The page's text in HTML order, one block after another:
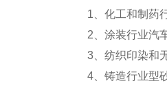
1 、化工和制药
2 、涂装行业
3、纺织印染和
4、铸造行业型